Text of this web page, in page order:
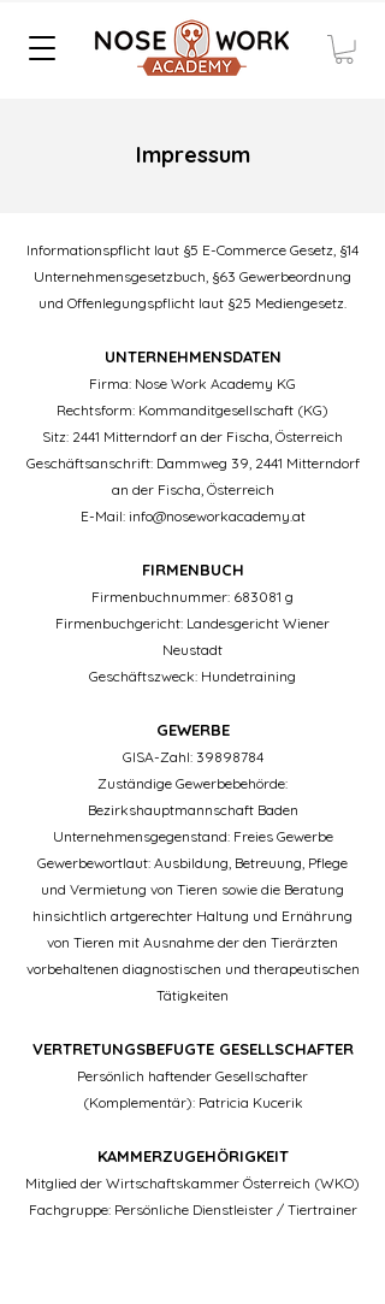
Impressum
Informationspflicht laut §5 E-Commerce Gesetz, §14
Unternehmensgesetzbuch, §63 Gewerbeordnung
und Offenlegungspflicht laut §25 Mediengesetz.
UNTERNEHMENSDATEN
Firma: Nose Work Academy KG
Rechtsform: Kommanditgesellschaft (KG)
Sitz: 2441 Mitterndorf an der Fischa, Österreich
Geschäftsanschrift: Dammweg 39, 2441 Mitterndorf
an der Fischa, Österreich
E-Mail: info@noseworkacademy.at
FIRMENBUCH
Firmenbuchnummer: 683081 g
Firmenbuchgericht: Landesgericht Wiener
Neustadt
Geschäftszweck: Hundetraining
GEWERBE
GISA-Zahl: 39898784
Zuständige Gewerbebehörde:
Bezirkshauptmannschaft Baden
Unternehmensgegenstand: Freies Gewerbe
Gewerbewortlaut: Ausbildung, Betreuung, Pflege
und Vermietung von Tieren sowie die Beratung
hinsichtlich artgerechter Haltung und Ernährung
von Tieren mit Ausnahme der den Tierärzten
vorbehaltenen diagnostischen und therapeutischen
Tätigkeiten
VERTRETUNGSBEFUGTE GESELLSCHAFTER
Persönlich haftender Gesellschafter
(Komplementär): Patricia Kucerik
KAMMERZUGEHÖRIGKEIT
Mitglied der Wirtschaftskammer Österreich (WKO)
Fachgruppe: Persönliche Dienstleister / Tiertrainer